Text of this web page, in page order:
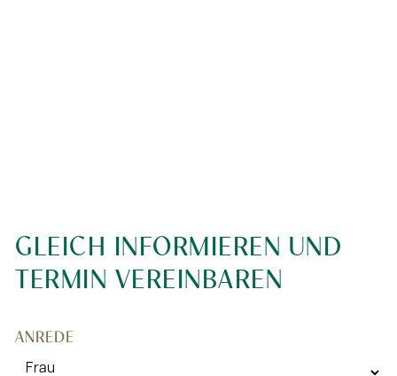
GLEICH INFORMIEREN UND
TERMIN VEREINBAREN
"* " indicates required fields
ANREDE